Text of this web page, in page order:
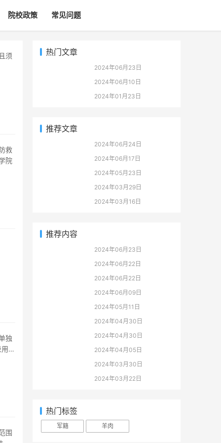
院校政策 常见问题
院
为
热门文章
2024年06月23日
2024年06月10日
2024年01月23日
推荐文章
2024年06月24日
2024年06月17日
2024年05月23日
2024年03月29日
2024年03月16日
推荐内容
2024年06月23日
2024年06月22日
2024年06月22日
2024年06月09日
2024年05月11日
2024年04月30日
2024年04月30日
2024年04月05日
2024年03月30日
2024年03月22日
热门标签
军籍 羊肉